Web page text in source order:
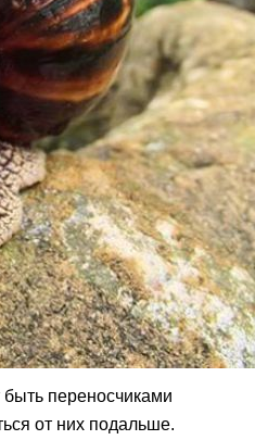
переносчиками
от них подальше.